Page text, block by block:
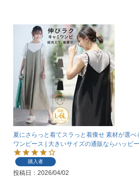
夏にさらっと着てスラっと着痩せ 素材が選べ
ワンピース | 大きいサイズの通販ならハッピ
購入者
投稿日 2026/04/02